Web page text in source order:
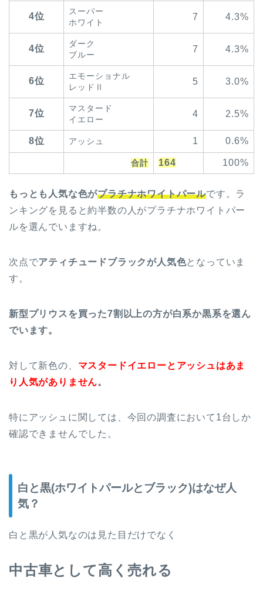
4位
スーパー
ホワイト
7 4.3%
4位
ダーク
ブルー
7 4.3%
6位
エモーショナル
レッドⅡ
5 3.0%
7位
マスタード
イエロー
4 2.5%
8位 アッシュ 1 0.6%
合計 164 100%
もっとも人気な色がプラチナホワイトパールです。ラ
ンキングを見ると約半数の人がプラチナホワイトパー
ルを選んでいますね。
次点でアティチュードブラックが人気色となっていま
す。
新型プリウスを買った7割以上の方が白系か黒系を選ん
でいます。
対して新色の、 マスタードイエローとアッシュはあま
り人気がありません。
特にアッシュに関しては、今回の調査において1台しか
確認できませんでした。
白と黒(ホワイトパールとブラック)はなぜ人
気？
白と黒が人気なのは見た目だけでなく
中古車として高く売れる